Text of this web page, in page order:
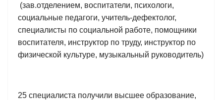
(зав.отделением, воспитатели, психологи,
социальные педагоги, учитель-дефектолог,
специалисты по социальной работе, помощники
воспитателя, инструктор по труду, инструктор по
физической культуре, музыкальный руководитель)
25 специалиста получили высшее образование,